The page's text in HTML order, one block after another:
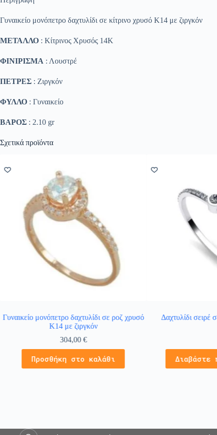
Γυναικείο μονόπετρο δαχτυλίδι σε κίτρινο χρυσό Κ14 με ζιργκόν
ΜΕΤΑΛΛΟ : Κίτρινος Χρυσός 14K
ΦΙΝΙΡΙΣΜΑ : Λουστρέ
ΠΕΤΡΕΣ : Ζιργκόν
ΦΥΛΛΟ : Γυναικείο
ΒΑΡΟΣ : 2.10 gr
Σχετικά προϊόντα
Γυναικείο μονόπετρο δαχτυλίδι σε ροζ χρυσό
Κ14 με ζιργκόν
304,00€
Προσθήκη στο καλάθι
Δαχτυλίδι
Διαβάστε